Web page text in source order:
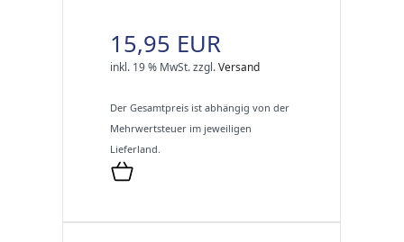
15,95 EUR
inkl. 19 % MwSt.zzgl.Versand
Der Gesamtpreis ist abhängig von der
Mehrwertsteuer im jeweiligen
Lieferland.